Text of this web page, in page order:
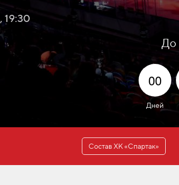
19:30
До
00
Дней
Состав ХК «Спартак»